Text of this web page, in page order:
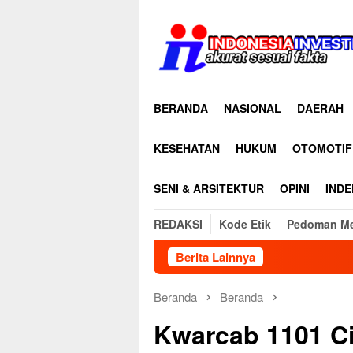
konten
BERANDA NASIONAL DAERAH
KESEHATAN HUKUM OTOMOTIF
SENI & ARSITEKTUR OPINI
REDAKSI Kode Etik Pedoman
Berita Lainnya
Beranda Beranda
Kwarcab 1101